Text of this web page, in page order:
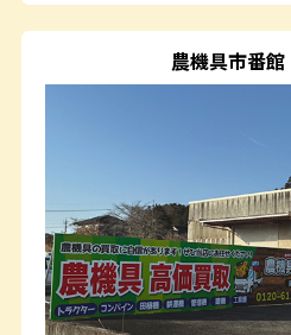
農機具市番館